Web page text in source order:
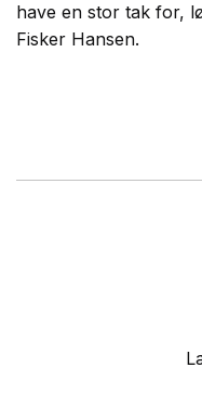
have en stor tak for,
Fisker Hansen.